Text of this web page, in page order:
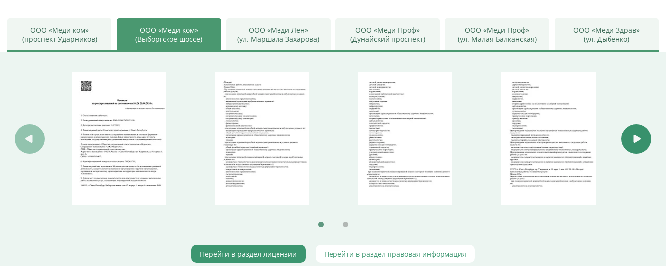
ООО «Меди ком»
(проспект Ударников)
ООО «Меди ком»
(Выборгское шоссе)
ООО «Меди Лен»
(ул. Маршала Захарова)
ООО «Меди Проф»
(Дунайский проспект)
ООО «Меди Проф»
(ул. Малая Балканская)
ООО «Меди Здрав»
(ул. Дыбенко)
Перейти в раздел лицензии Перейти в раздел правовая информация